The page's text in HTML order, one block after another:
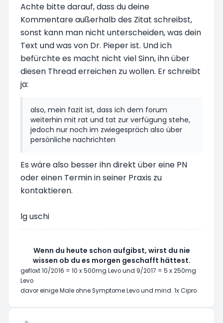
Achte bitte darauf, dass du deine
Kommentare außerhalb des Zitat schreibst,
sonst kann man nicht unterscheiden, was dein
Text und was von Dr. Pieper ist. Und ich
befürchte es macht nicht viel Sinn, ihn über
diesen Thread erreichen zu wollen. Er schreibt
ja:
also, mein fazit ist, dass ich dem forum
weiterhin mit rat und tat zur verfügung stehe,
jedoch nur noch im zwiegespräch also über
persönliche nachrichten
Es wäre also besser ihn direkt über eine PN
oder einen Termin in seiner Praxis zu
kontaktieren.
lg uschi
Wenn du heute schon aufgibst, wirst du nie
wissen ob du es morgen geschafft hättest.
gefloxt 10/2016 = 10 x 500mg Levo und 9/2017 = 5 x 250mg
Levo
davor einige Male ohne Symptome Levo und mind. 1x Cipro